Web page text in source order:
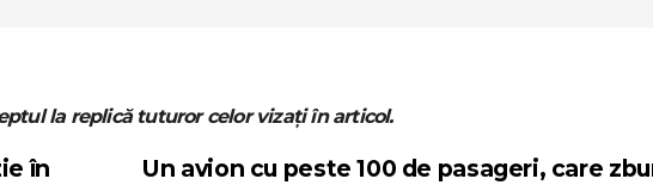
la replică tuturor celor vizați în articol.
Un avion cu peste 100 de pasageri, care
în